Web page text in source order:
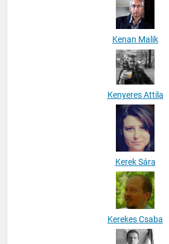
Kenan Malik
Kenyeres Attila
Kerek Sára
Kerekes Csaba